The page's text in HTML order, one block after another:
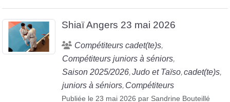
Shiaï Angers 23 mai 2026
Compétiteurs cadet(te)s
Compétiteurs juniors à séniors
Saison 2025/2026 Judo et Taïso cadet(te)s
juniors à séniors Compétiteurs
Publiée le 23 mai 2026 par Sandrine Bouteillé